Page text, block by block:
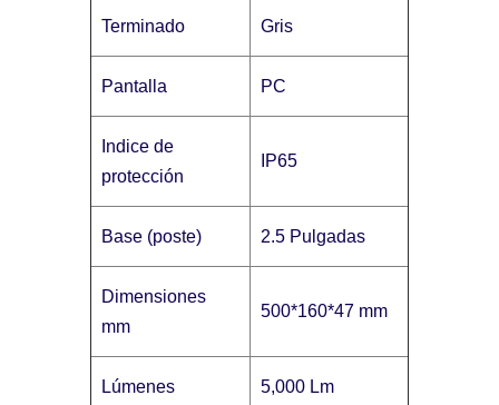
Terminado Gris
Pantalla PC
Indice de
protección
IP65
Base (poste) 2.5 Pulgadas
Dimensiones
mm
500*160*47 mm
Lúmenes 5,000 Lm